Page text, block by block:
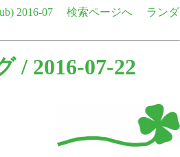
2016-07 検索ページへ
ランダ
/ 2016-07-22